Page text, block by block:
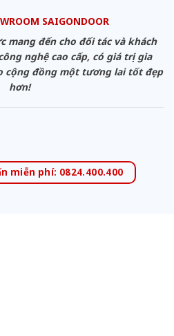
SAIGONDOOR
mang đến cho đối tác và khách
nghệ cao cấp, có giá trị gia
cộng đồng một tương lai tốt đẹp
hơn!
miễn phí: 0824.400.400